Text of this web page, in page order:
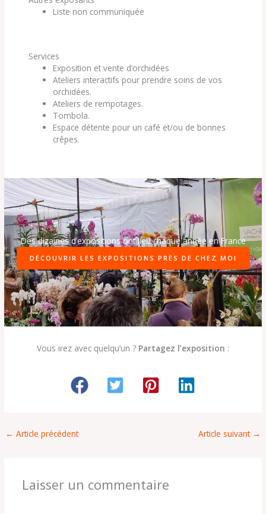
Liste non communiquée
Services
Exposition et vente d’orchidées
Ateliers interactifs pour prendre soins de vos
orchidées.
Ateliers de rempotages.
Tombola.
Espace détente pour un café et/ou de bonnes
crêpes.
Des dizaines d’expositions ont lieu chaque année en France
DÉCOUVRIR LES EXPOSITIONS PRÈS DE CHEZ MOI
Vous irez avec quelqu’un ? Partagez l’exposition :
← Article précédent Article suivant →
Laisser un commentaire